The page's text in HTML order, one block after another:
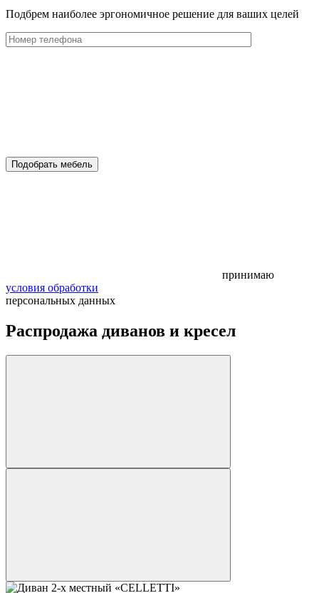
Подбрем наиболее эргономичное решение для ваших целей
Подобрать мебель
принимаю
условия обработки
персональных данных
Распродажа диванов и кресел